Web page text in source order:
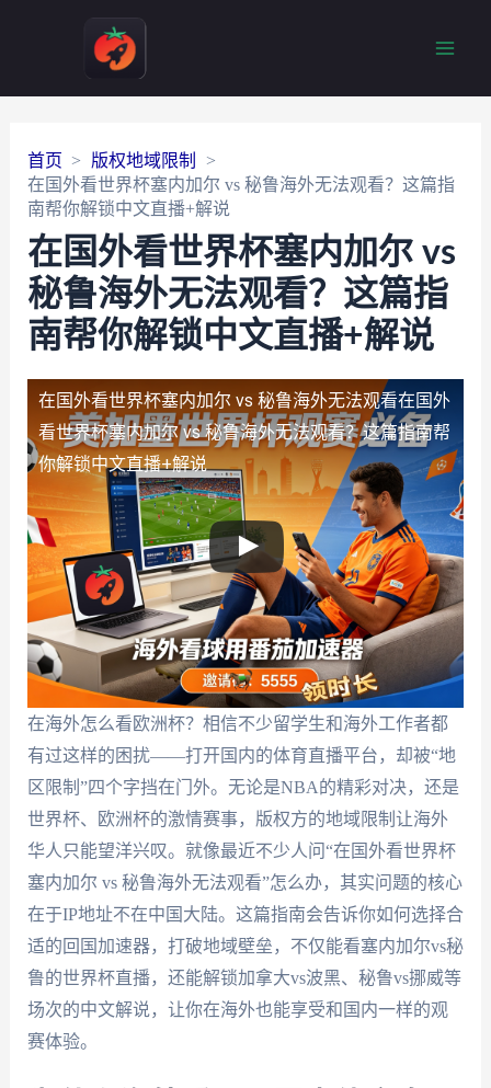
首页
版权地域限制
在国外看世界杯塞内加尔 vs 秘鲁海外无法观看？这篇指
南帮你解锁中文直播+解说
在国外看世界杯塞内加尔 vs
秘鲁海外无法观看？这篇指
南帮你解锁中文直播+解说
在国外看世界杯塞内加尔 vs 秘鲁海外无法观看在国外
看世界杯塞内加尔 vs 秘鲁海外无法观看？这篇指南帮
你解锁中文直播+解说
在海外怎么看欧洲杯？相信不少留学生和海外工作者都
有过这样的困扰——打开国内的体育直播平台，却被“地
区限制”四个字挡在门外。无论是NBA的精彩对决，还是
世界杯、欧洲杯的激情赛事，版权方的地域限制让海外
华人只能望洋兴叹。就像最近不少人问“在国外看世界杯
塞内加尔 vs 秘鲁海外无法观看”怎么办，其实问题的核心
在于IP地址不在中国大陆。这篇指南会告诉你如何选择合
适的回国加速器，打破地域壁垒，不仅能看塞内加尔vs秘
鲁的世界杯直播，还能解锁加拿大vs波黑、秘鲁vs挪威等
场次的中文解说，让你在海外也能享受和国内一样的观
赛体验。